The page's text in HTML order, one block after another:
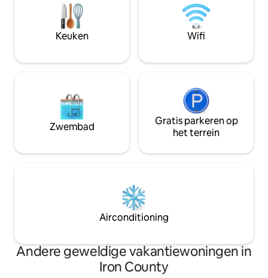
plekken om te mountainbiken of te
kajakken. We hebben meer dingen om
te doen vermeld in ons gedeelte met
verkent.
Keuken Wifi
Zwembad
Gratis parkeren op
het terrein
Airconditioning
Andere geweldige vakantiewoningen in
Iron County